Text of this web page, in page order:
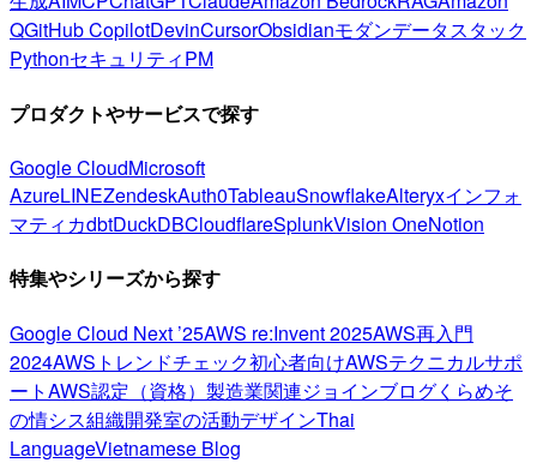
QGitHub CopilotDevinCursorObsidianモダンデータスタック
PythonセキュリティPM
プロダクトやサービスで探す
Google CloudMicrosoft
AzureLINEZendeskAuth0TableauSnowflakeAlteryxインフォ
マティカdbtDuckDBCloudflareSplunkVision OneNotion
特集やシリーズから探す
Google Cloud Next ’25AWS re:Invent 2025AWS再入門
2024AWSトレンドチェック初心者向けAWSテクニカルサポ
ートAWS認定（資格） 製造業関連ジョインブログくらめそ
の情シス組織開発室の活動デザインThai
LanguageVietnamese Blog